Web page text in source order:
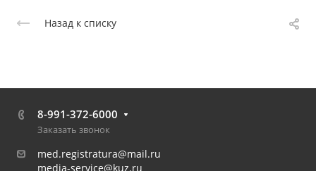
Назад к списку
8-991-372-6000
Заказать звонок
med.registratura@mail.ru
media-service@kuz.ru